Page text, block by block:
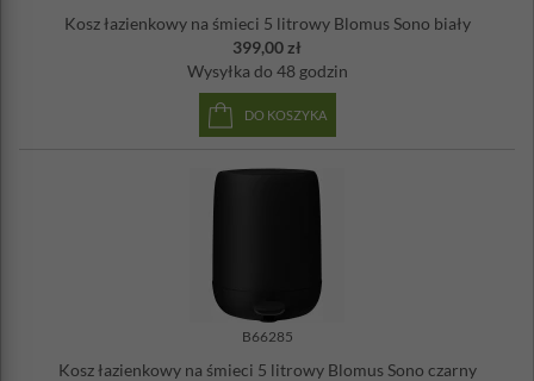
Kosz łazienkowy na śmieci 5 litrowy Blomus Sono biały
399,00 zł
Wysyłka do 48 godzin
DO KOSZYKA
B66285
Kosz łazienkowy na śmieci 5 litrowy Blomus Sono czarny